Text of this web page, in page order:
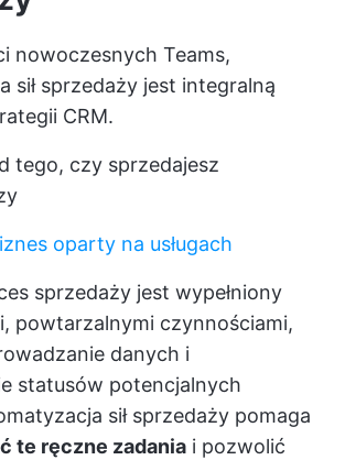
nowoczesnych Teams,
sił sprzedaży jest integralną
CRM.
tego, czy sprzedajesz
oparty na usługach
sprzedaży jest wypełniony
powtarzalnymi czynnościami,
danych i
statusów potencjalnych
sił sprzedaży pomaga
te ręczne zadania i pozwolić